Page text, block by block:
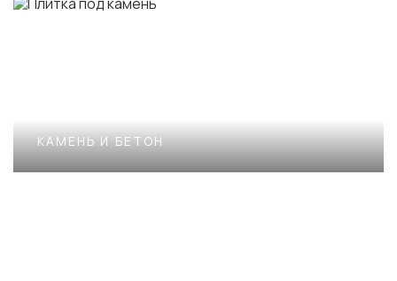
КАМЕНЬ И БЕТОН